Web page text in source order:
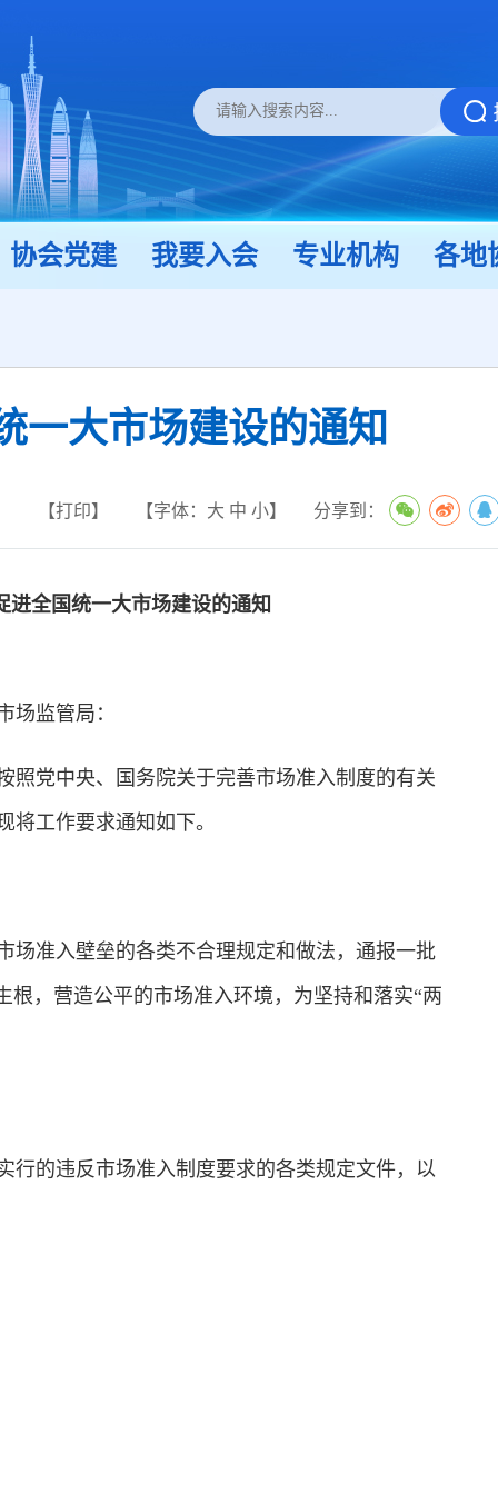
协会党建 我要入会 专业机构 各地
一大市场建设的通知
【打印】 【字体： 大 中 小】 分享到：
全国统一大市场建设的通知
监管局：
党中央、国务院关于完善市场准入制度的有关
工作要求通知如下。
准入壁垒的各类不合理规定和做法，通报一批
，营造公平的市场准入环境，为坚持和落实“两
的违反市场准入制度要求的各类规定文件，以